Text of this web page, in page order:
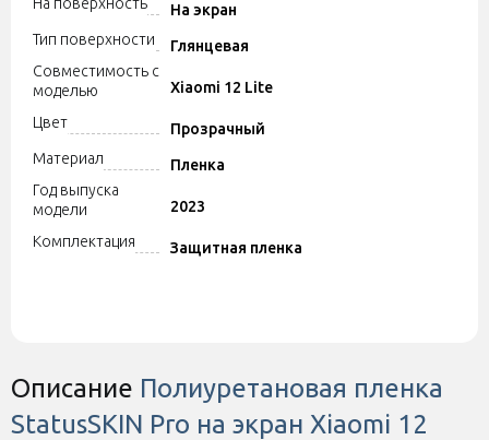
На экран
Тип поверхности
Глянцевая
Совместимость с
моделью
Xiaomi 12 Lite
Цвет
Прозрачный
Материал
Пленка
Год выпуска
модели
2023
Комплектация
Защитная пленка
Описание Полиуретановая пленка
StatusSKIN Pro на экран Xiaomi 12